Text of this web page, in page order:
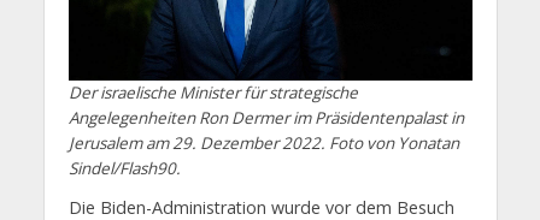
Der israelische Minister für strategische
Angelegenheiten Ron Dermer im Präsidentenpalast in
Jerusalem am 29. Dezember 2022. Foto von Yonatan
Sindel/Flash90.
Die Biden-Administration wurde vor dem Besuch